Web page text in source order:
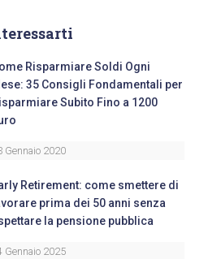
Risparmiare Soldi Ogni
35 Consigli Fondamentali per
Subito Fino a 1200
Gennaio 2020
Retirement: come smettere di
prima dei 50 anni senza
la pensione pubblica
Gennaio 2025